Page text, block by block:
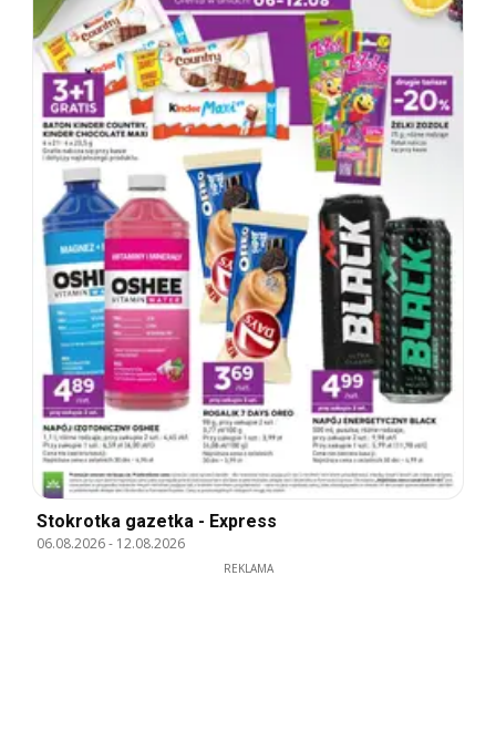
Stokrotka gazetka - Express
06.08.2026- 12.08.2026
REKLAMA